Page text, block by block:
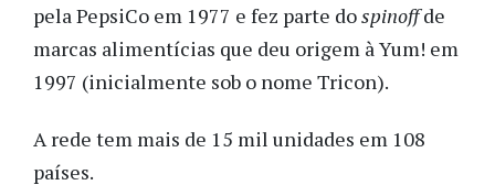
pela PepsiCo em 1977 e fez parte dospinoffde
marcas alimentícias que deu origem à Yum! em
1997 (inicialmente sob o nome Tricon).
A rede tem mais de 15 mil unidades em 108
países.